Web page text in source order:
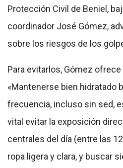
Protección Civil de Beniel,
coordinador José Gómez,
sobre los riesgos de los
Para evitarlos, Gómez
«Mantenerse bien hidratado
frecuencia, incluso sin sed,
vital evitar la exposición
centrales del día (entre las
ropa ligera y clara, y buscar